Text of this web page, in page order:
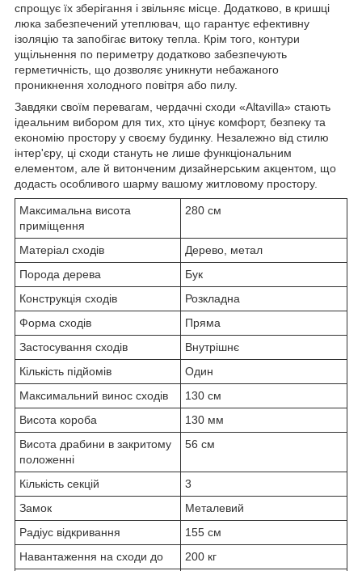
спрощує їх зберігання і звільняє місце. Додатково, в кришці
люка забезпечений утеплювач, що гарантує ефективну
ізоляцію та запобігає витоку тепла. Крім того, контури
ущільнення по периметру додатково забезпечують
герметичність, що дозволяє уникнути небажаного
проникнення холодного повітря або пилу.
Завдяки своїм перевагам, чердачні сходи «Altavilla» стають
ідеальним вибором для тих, хто цінує комфорт, безпеку та
економію простору у своєму будинку. Незалежно від стилю
інтер'єру, ці сходи стануть не лише функціональним
елементом, але й витонченим дизайнерським акцентом, що
додасть особливого шарму вашому житловому простору.
Максимальна висота
приміщення
280 см
Матеріал сходів
Дерево, метал
Порода дерева
Бук
Конструкція сходів
Розкладна
Форма сходів
Пряма
Застосування сходів
Внутрішнє
Кількість підйомів
Один
Максимальний винос сходів
130 см
Висота короба
130 мм
Висота драбини в закритому
положенні
56 см
Кількість секцій
3
Замок
Металевий
Радіус відкривання
155 см
Навантаження на сходи до
200 кг